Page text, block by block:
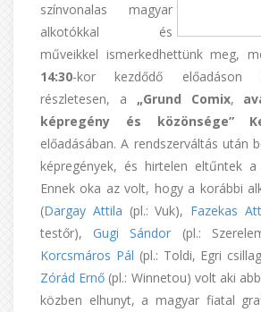
színvonalas magyar
alkotókkal és
műveikkel ismerkedhettünk meg,
14:30-kor kezdődő előadáson
részletesen, a „Grund Comix,
képregény és közönsége”
előadásában. A rendszerváltás után
képregények, és hirtelen eltűntek
Ennek oka az volt, hogy a korábbi
(Dargay Attila (pl.: Vuk), Fazekas
testőr),Gugi Sándor (pl.:
Korcsmáros Pál (pl.: Toldi, Egri
Zórád Ernő (pl.: Winnetou) volt aki
közben elhunyt, a magyar fiatal